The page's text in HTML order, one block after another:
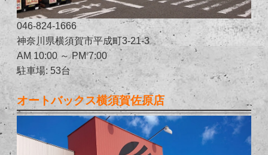
046-824-1666
神奈川県横須賀市平成町3-21-3
AM 10:00 ～ PM 7:00
駐車場: 53台
オートバックス横須賀佐原店